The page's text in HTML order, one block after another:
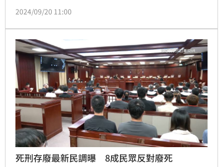
撼全台。黃主旺於2015年6月5日在台中監獄槍決伏
刑，還是希望法官能放他一條生路，委託律師臨時提起
非常上訴，但終究還是逃不過該來的制裁。
2024/09/20 11:00
死刑存廢最新民調曝 8成民眾反對廢死